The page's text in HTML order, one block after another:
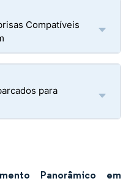
Compatíveis
para
Panorâmico em